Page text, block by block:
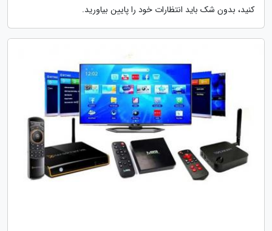
کنید، بدون شک باید انتظارات خود را پایین بیاورید.